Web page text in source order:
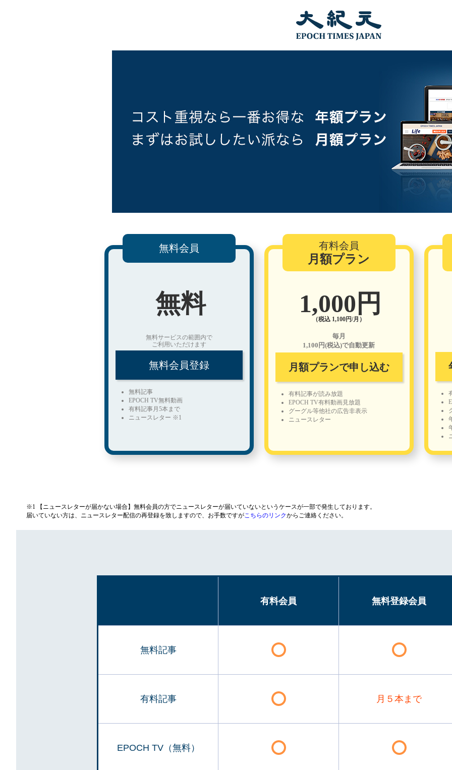
無料会員
無料
無料サービスの範囲内で
ご利用いただけます
無料会員登録
無料記事
EPOCH TV無料動画
有料記事月5本まで
ニュースレター ※1
有料会員
月額プラン
1,000円
（税込 1,100円/月）
毎月
1,100円(税込)で自動更新
月額プランで申し込む
有料記事が読み放題
EPOCH TV有料動画見放題
グーグル等他社の広告非表示
ニュースレター
※1 【ニュースレターが届かない場合】無料会員の方でニュースレターが届いていないというケースが一部で発生しております。
届いていない方は、ニュースレター配信の再登録を致しますので、お手数ですがこちらのリンクからご連絡ください。
有料会員 無料登録会員
無料記事
有料記事 月５本まで
EPOCH TV（無料）